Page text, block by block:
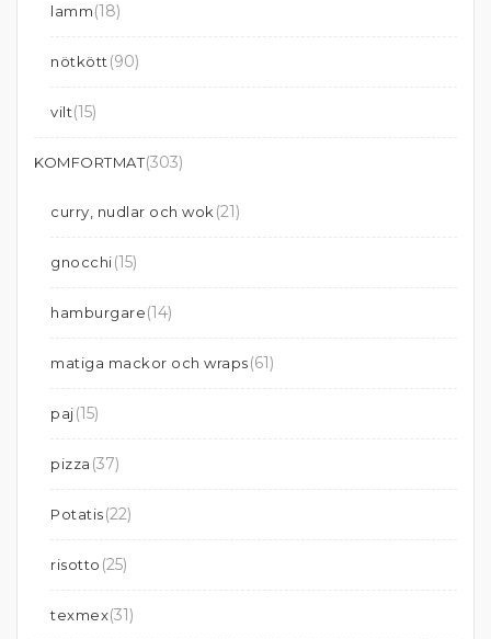
lamm(18)
nötkött (90)
vilt(15)
KOMFORTMAT(303)
curry, nudlar och wok (21)
gnocchi(15)
hamburgare(14)
matiga mackor och wraps(61)
paj(15)
pizza (37)
Potatis(22)
risotto (25)
texmex(31)